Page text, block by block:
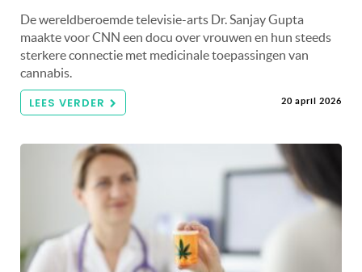
De wereldberoemde televisie-arts Dr. Sanjay Gupta
maakte voor CNN een docu over vrouwen en hun steeds
sterkere connectie met medicinale toepassingen van
cannabis.
LEES VERDER 20 april 2026